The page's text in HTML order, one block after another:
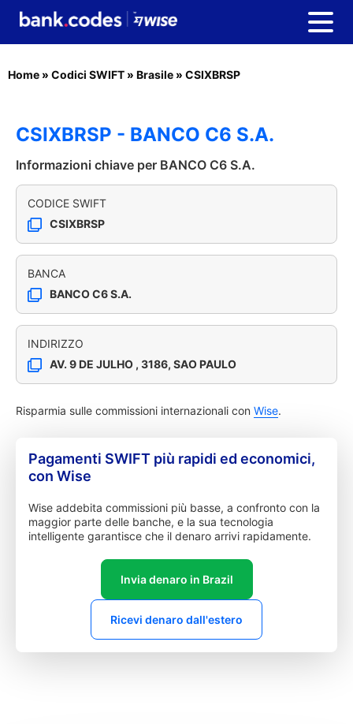
Home » Codici SWIFT » Brasile » CSIXBRSP
CSIXBRSP - BANCO C6 S.A.
Informazioni chiave per BANCO C6 S.A.
CODICE SWIFT
CSIXBRSP
BANCA
BANCO C6 S.A.
INDIRIZZO
AV. 9 DE JULHO , 3186, SAO PAULO
Risparmia sulle commissioni internazionali con Wise.
Pagamenti SWIFT più rapidi ed economici,
con Wise
Wise addebita commissioni più basse, a confronto con la
maggior parte delle banche, e la sua tecnologia
intelligente garantisce che il denaro arrivi rapidamente.
Invia denaro in Brazil
Ricevi denaro dall'estero